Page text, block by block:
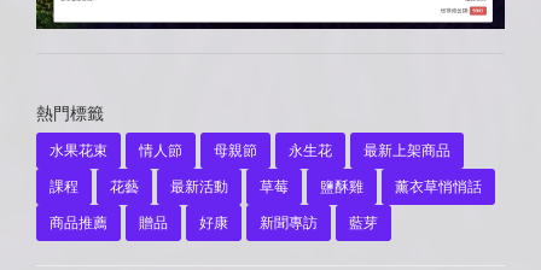
熱門標籤
水果花束 情人節 母親節 永生花
最新上架商品
課程
花藝 最新活動 草莓 鹽酥雞
薰衣草悄悄話
商品推薦
贈品 好康 新聞專訪 藍芽